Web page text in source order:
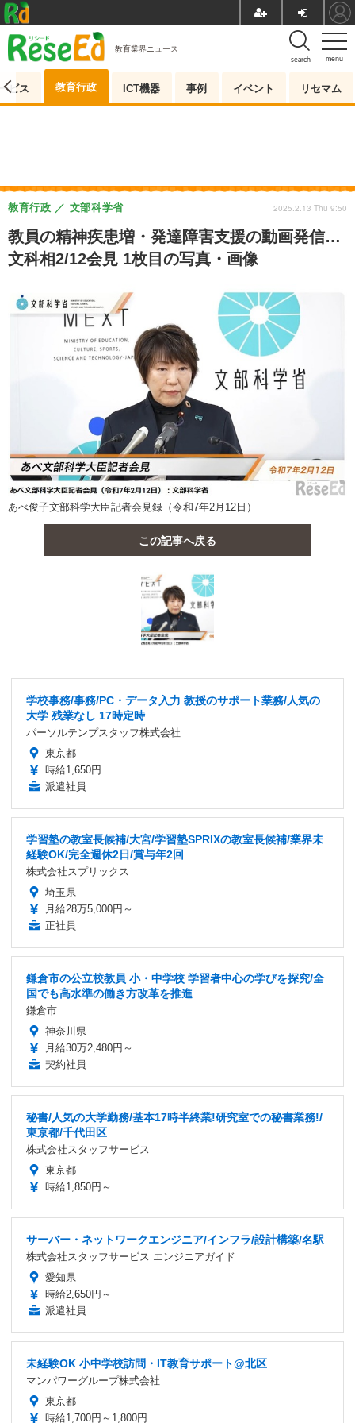
menu
search
教育業界ニュース
ビス 教育行政 ICT機器 事例 イベント リセマム
教員の精神疾患増・発達障害支援の動画発信…
文科相2/12会見 1枚目の写真・画像
教育行政 文部科学省 2025.2.13 Thu 9:50
あべ俊子文部科学大臣記者会見録（令和7年2月12日）
この記事へ戻る
学校事務/事務/PC・データ入力 教授のサポート業務/人気の
大学 残業なし 17時定時
パーソルテンプスタッフ株式会社
東京都
時給1,650円
派遣社員
学習塾の教室長候補/大宮/学習塾SPRIXの教室長候補/業界未
経験OK/完全週休2日/賞与年2回
株式会社スプリックス
埼玉県
月給28万5,000円～
正社員
鎌倉市の公立校教員 小・中学校 学習者中心の学びを探究/全
国でも高水準の働き方改革を推進
鎌倉市
神奈川県
月給30万2,480円～
契約社員
秘書/人気の大学勤務/基本17時半終業!研究室での秘書業務!/
東京都/千代田区
株式会社スタッフサービス
東京都
時給1,850円～
サーバー・ネットワークエンジニア/インフラ/設計構築/名駅
株式会社スタッフサービス エンジニアガイド
愛知県
時給2,650円～
派遣社員
未経験OK 小中学校訪問・IT教育サポート@北区
マンパワーグループ株式会社
東京都
時給1,700円～1,800円